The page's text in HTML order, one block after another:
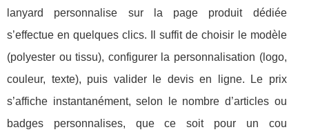
lanyard personnalise sur la page produit dédiée
s’effectue en quelques clics. Il suffit de choisir le modèle
(polyester ou tissu), configurer la personnalisation (logo,
couleur, texte), puis valider le devis en ligne. Le prix
s’affiche instantanément, selon le nombre d’articles ou
badges personnalises, que ce soit pour un cou